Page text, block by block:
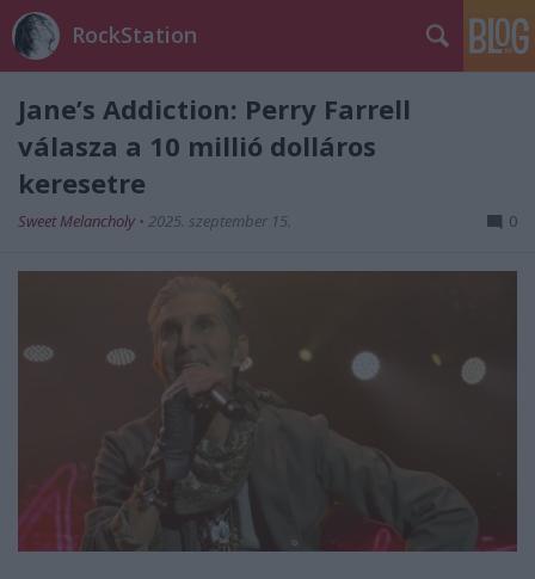
RockStation
Jane’s Addiction: Perry Farrell
válasza a 10 millió dolláros
keresetre
Sweet Melancholy • 2025. szeptember 15. 0